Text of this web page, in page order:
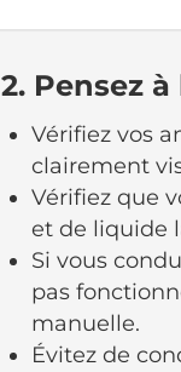
2. Pensez
Vérifiez vos
clairement
Vérifiez que
et de liquide
Si vous
pas
manuelle.
Évitez de